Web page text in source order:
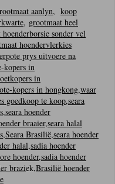
aanlyn, koop
, grootmaat heel
hoenderborsie sonder vel
hoendervlerkies
prys uitvoere na
kopers in
in
kopers in hongkong,waar
goedkoop te koop,seara
,seara hoender
braaier,seara halal
,Seara Brasilië,seara hoender
halal,sadia hoender
hoender,sadia hoender
braziek,Brasilië hoender